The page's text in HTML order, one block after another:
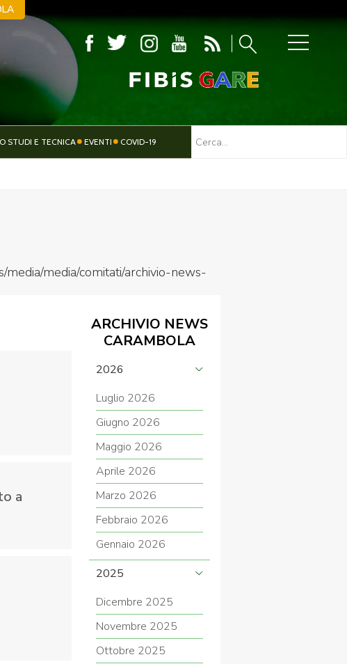
Link Federazione Trasparente
STUDI E TECNICA EVENTI COVID-19
media/comitati/archivio-news-
a
ARCHIVIO NEWS
CARAMBOLA
2026
Luglio 2026
Giugno 2026
Maggio 2026
Aprile 2026
Marzo 2026
Febbraio 2026
Gennaio 2026
2025
Dicembre 2025
Novembre 2025
Ottobre 2025